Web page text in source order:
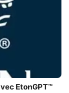
EtonGPT™